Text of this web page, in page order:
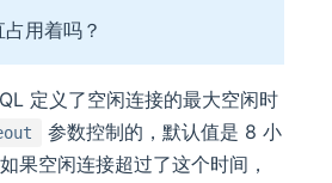
用着吗？
定义了空闲连接的最大空闲时
参数控制的，默认值是 8 小
果空闲连接超过了这个时间，